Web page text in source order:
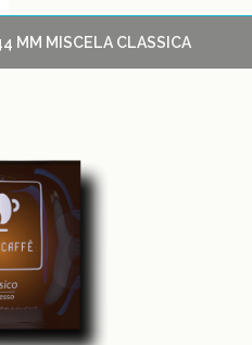
MM MISCELA CLASSICA